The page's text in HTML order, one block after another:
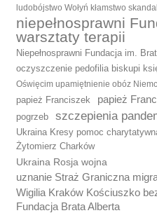
ludobójstwo Wołyń kłamstwo skandal
niepełnosprawni
warsztaty terapii
Niepełnosprawni Fundacja im.
oczyszczenie pedofilia biskupi
Oświęcim upamiętnienie obóz
papież Franciszek papież
pogrzeb szczepienia
Ukraina Kresy pomoc
Żytomierz Charków
Ukraina Rosja wojna
uznanie Straż Graniczna
Wigilia Kraków Kościuszko
Fundacja Brata Alberta